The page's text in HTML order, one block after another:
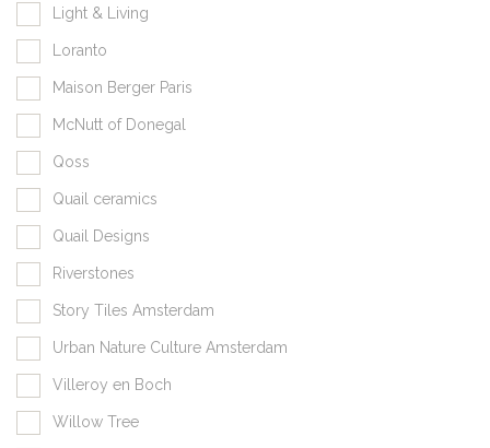
Light & Living
Loranto
Maison Berger Paris
McNutt of Donegal
Qoss
Quail ceramics
Quail Designs
Riverstones
Story Tiles Amsterdam
Urban Nature Culture Amsterdam
Villeroy en Boch
Willow Tree